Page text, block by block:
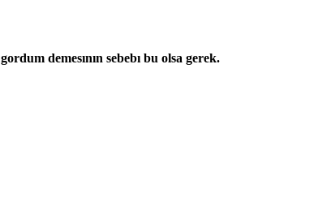
demesının sebebı bu olsa gerek.